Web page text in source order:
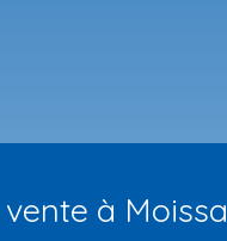
à